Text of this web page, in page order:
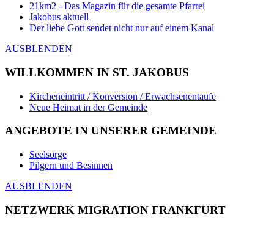
21km2 - Das Magazin für die gesamte Pfarrei
Jakobus aktuell
Der liebe Gott sendet nicht nur auf einem Kanal
AUSBLENDEN
WILLKOMMEN IN ST. JAKOBUS
Kircheneintritt / Konversion / Erwachsenentaufe
Neue Heimat in der Gemeinde
ANGEBOTE IN UNSERER GEMEINDE
Seelsorge
Pilgern und Besinnen
AUSBLENDEN
NETZWERK MIGRATION FRANKFURT